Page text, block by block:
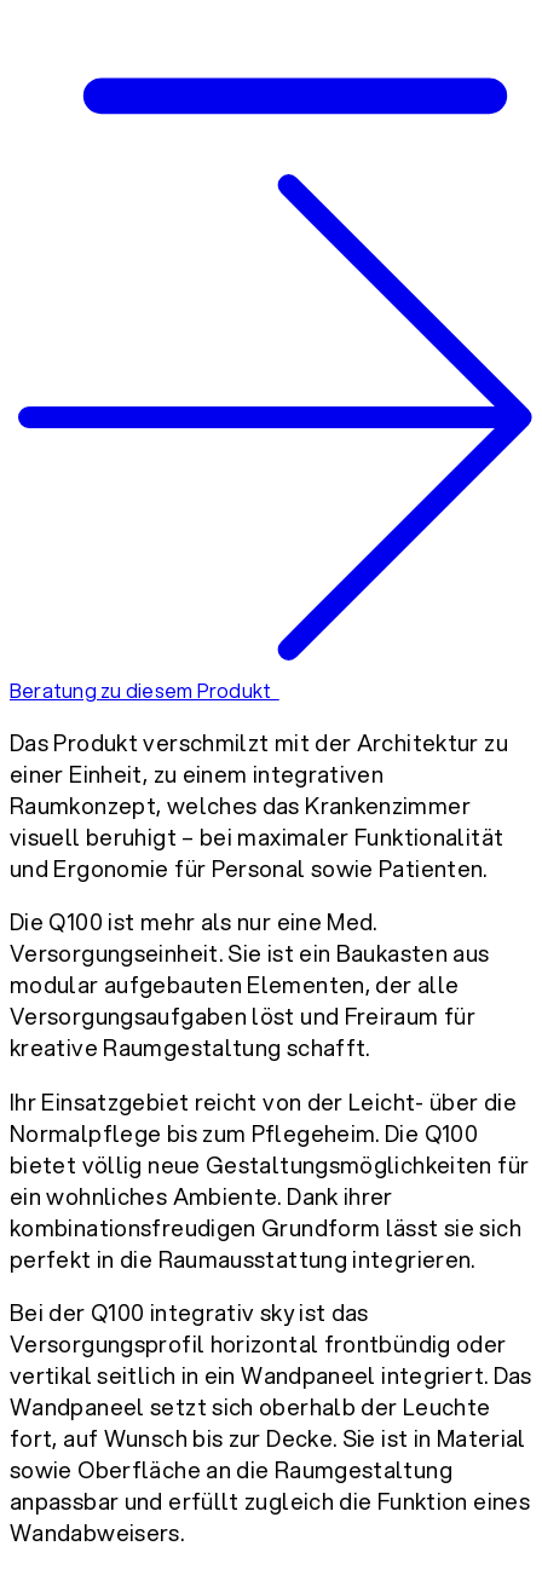
Beratung zu diesem Produkt
Das Produkt verschmilzt mit der Architektur zu
einer Einheit, zu einem integrativen
Raumkonzept, welches das Krankenzimmer
visuell beruhigt – bei maximaler Funktionalität
und Ergonomie für Personal sowie Patienten.
Die Q100 ist mehr als nur eine Med.
Versorgungseinheit. Sie ist ein Baukasten aus
modular aufgebauten Elementen, der alle
Versorgungsaufgaben löst und Freiraum für
kreative Raumgestaltung schafft.
Ihr Einsatzgebiet reicht von der Leicht- über die
Normalpflege bis zum Pflegeheim. Die Q100
bietet völlig neue Gestaltungsmöglichkeiten für
ein wohnliches Ambiente. Dank ihrer
kombinationsfreudigen Grundform lässt sie sich
perfekt in die Raumausstattung integrieren.
Bei der Q100 integrativ sky ist das
Versorgungsprofil horizontal frontbündig oder
vertikal seitlich in ein Wandpaneel integriert. Das
Wandpaneel setzt sich oberhalb der Leuchte
fort, auf Wunsch bis zur Decke. Sie ist in Material
sowie Oberfläche an die Raumgestaltung
anpassbar und erfüllt zugleich die Funktion eines
Wandabweisers.